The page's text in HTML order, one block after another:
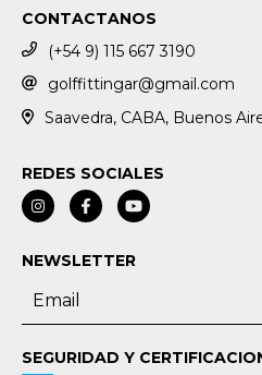
CONTACTANOS
(+54 9) 115 667 3190
golffittingar@gmail.com
Saavedra, CABA, Buenos
REDES SOCIALES
NEWSLETTER
SEGURIDAD Y